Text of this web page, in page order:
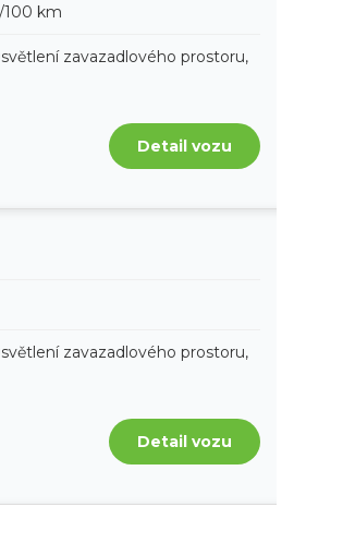
100 km
zavazadlového prostoru,
Detail vozu
zavazadlového prostoru,
Detail vozu